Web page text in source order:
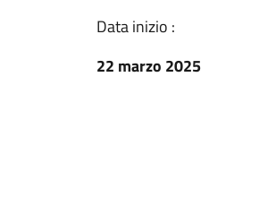
Data inizio :
22 marzo 2025